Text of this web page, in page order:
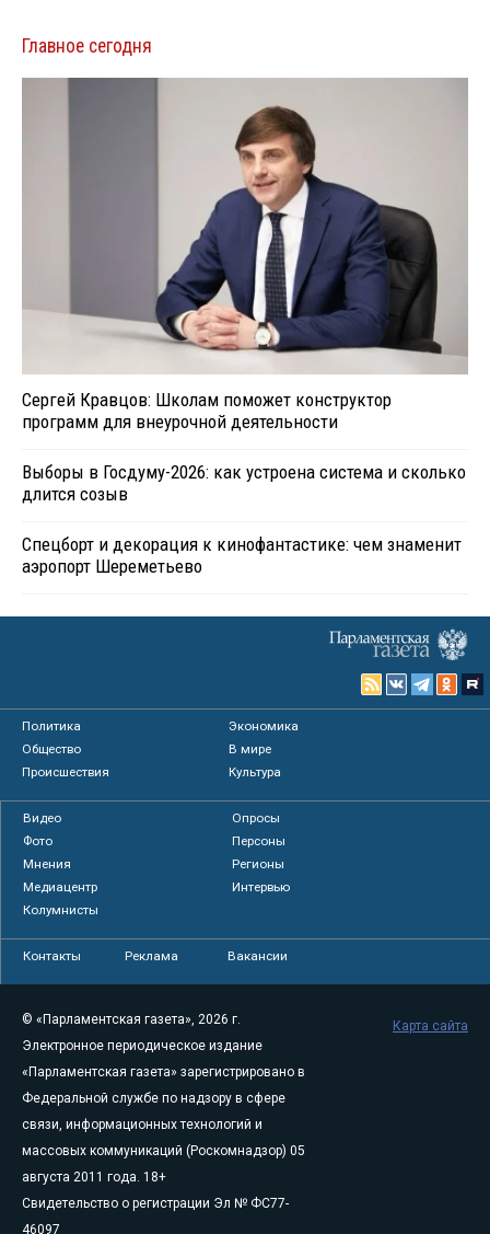
Главное сегодня
Сергей Кравцов: Школам поможет конструктор
программ для внеурочной деятельности
Выборы в Госдуму-2026: как устроена система и сколько
длится созыв
Спецборт и декорация к кинофантастике: чем знаменит
аэропорт Шереметьево
Политика
Экономика
Общество
В мире
Происшествия
Культура
Видео
Опросы
Фото
Персоны
Мнения
Регионы
Медиацентр
Интервью
Колумнисты
Контакты Реклама Вакансии
© «Парламентская газета», 2026 г.
Электронное периодическое издание
«Парламентская газета» зарегистрировано в
Федеральной службе по надзору в сфере
связи, информационных технологий и
массовых коммуникаций (Роскомнадзор) 05
августа 2011 года. 18+
Свидетельство о регистрации Эл № ФС77-
46097
Карта сайта